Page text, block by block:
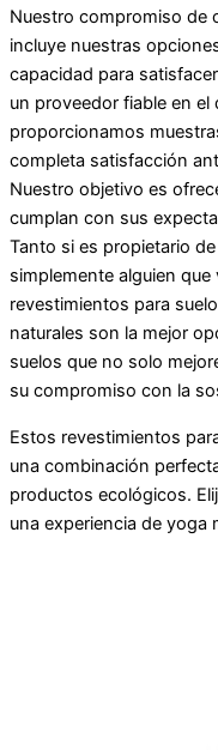
Nuestro compromiso de
incluye nuestras
capacidad para
un proveedor fiable en el
proporcionamos
completa satisfacción
Nuestro objetivo es
cumplan con sus
Tanto si es propietario
simplemente alguien
revestimientos para
naturales son la mejor
suelos que no solo
su compromiso con la
Estos revestimientos
una combinación
productos ecológicos.
una experiencia de yoga